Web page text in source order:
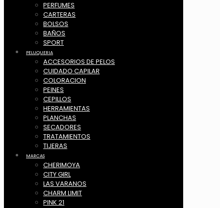
PERFUMES
CARTERAS
BOLSOS
BAÑOS
SPORT
PELUQUERIA
ACCESORIOS DE PELOS
CUIDADO CAPILAR
COLORACION
PEINES
CEPILLOS
HERRAMIENTAS
PLANCHAS
SECADORES
TRATAMIENTOS
TIJERAS
MARCAS
CHERIMOYA
CITY GIRL
LAS VARANOS
CHARM LIMIT
PINK 21